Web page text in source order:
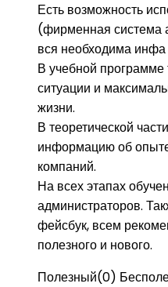
Есть возможность
(фирменная система
вся необходима
В учебной
ситуации и
жизни.
В теоретической
информацию об
компаний.
На всех этапах
администраторов.
фейсбук, всем
полезного и нового.
Полезный(0)